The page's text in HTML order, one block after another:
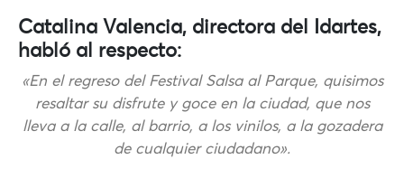
Catalina Valencia, directora del Idartes,
habló al respecto:
«En el regreso del Festival Salsa al Parque, quisimos
resaltar su disfrute y goce en la ciudad, que nos
lleva a la calle, al barrio, a los vinilos, a la gozadera
de cualquier ciudadano».